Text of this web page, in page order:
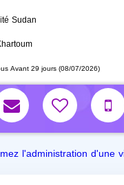
Sudan
Avant 29 jours (08/07/2026)
l'administration d'une